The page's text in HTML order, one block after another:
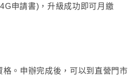
申請書)，升級成功即可月繳
格 。 申辦完成後 ， 可以到 直營門市